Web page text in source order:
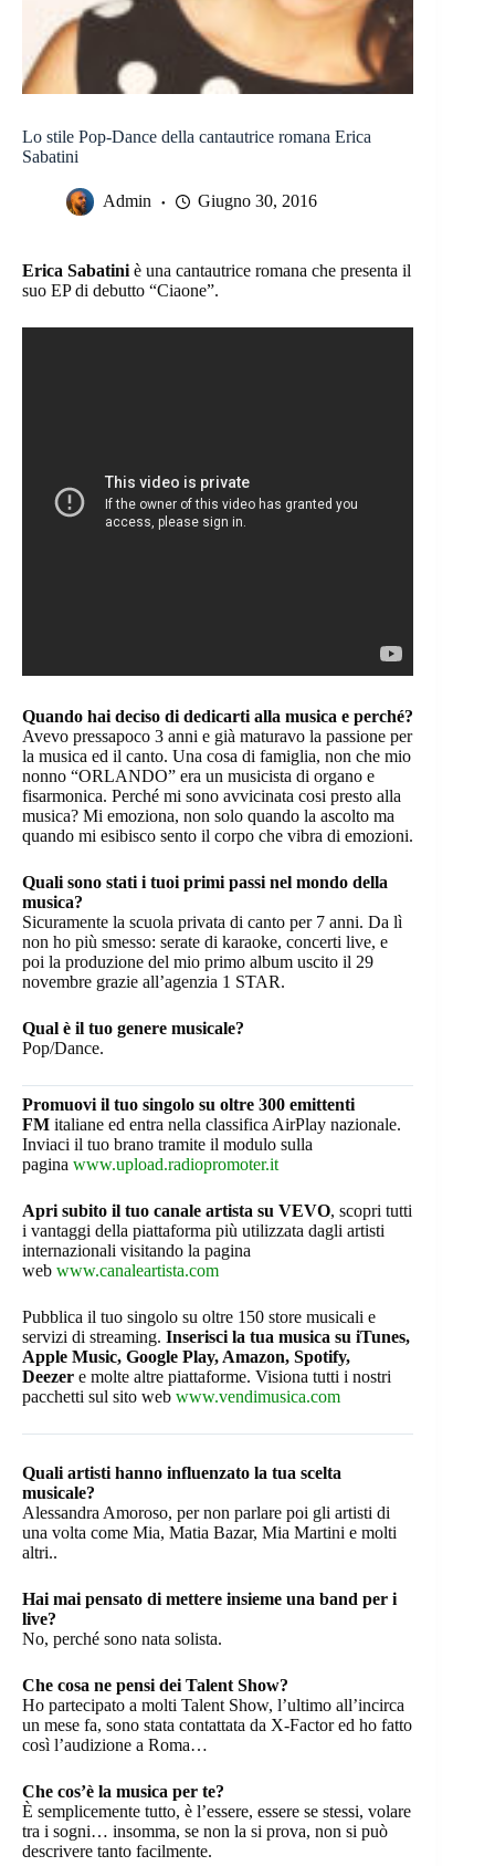
Lo stile Pop-Dance della cantautrice romana Erica
Sabatini
Admin Giugno 30, 2016
Erica Sabatini è una cantautrice romana che presenta il
suo EP di debutto “Ciaone”.
Quando hai deciso di dedicarti alla musica e perché?
Avevo pressapoco 3 anni e già maturavo la passione per
la musica ed il canto. Una cosa di famiglia, non che mio
nonno “ORLANDO” era un musicista di organo e
fisarmonica. Perché mi sono avvicinata cosi presto alla
musica? Mi emoziona, non solo quando la ascolto ma
quando mi esibisco sento il corpo che vibra di emozioni.
Quali sono stati i tuoi primi passi nel mondo della
musica?
Sicuramente la scuola privata di canto per 7 anni. Da lì
non ho più smesso: serate di karaoke, concerti live, e
poi la produzione del mio primo album uscito il 29
novembre grazie all’agenzia 1 STAR.
Qual è il tuo genere musicale?
Pop/Dance.
Promuovi il tuo singolo su oltre 300 emittenti
FM italiane ed entra nella classifica AirPlay nazionale.
Inviaci il tuo brano tramite il modulo sulla
pagina www.upload.radiopromoter.it
Apri subito il tuo canale artista su VEVO, scopri tutti
i vantaggi della piattaforma più utilizzata dagli artisti
internazionali visitando la pagina
web www.canaleartista.com
Pubblica il tuo singolo su oltre 150 store musicali e
servizi di streaming. Inserisci la tua musica su iTunes,
Apple Music, Google Play, Amazon, Spotify,
Deezer e molte altre piattaforme. Visiona tutti i nostri
pacchetti sul sito web www.vendimusica.com
Quali artisti hanno influenzato la tua scelta
musicale?
Alessandra Amoroso, per non parlare poi gli artisti di
una volta come Mia, Matia Bazar, Mia Martini e molti
altri..
Hai mai pensato di mettere insieme una band per i
live?
No, perché sono nata solista.
Che cosa ne pensi dei Talent Show?
Ho partecipato a molti Talent Show, l’ultimo all’incirca
un mese fa, sono stata contattata da X-Factor ed ho fatto
così l’audizione a Roma…
Che cos’è la musica per te?
È semplicemente tutto, è l’essere, essere se stessi, volare
tra i sogni… insomma, se non la si prova, non si può
descrivere tanto facilmente.